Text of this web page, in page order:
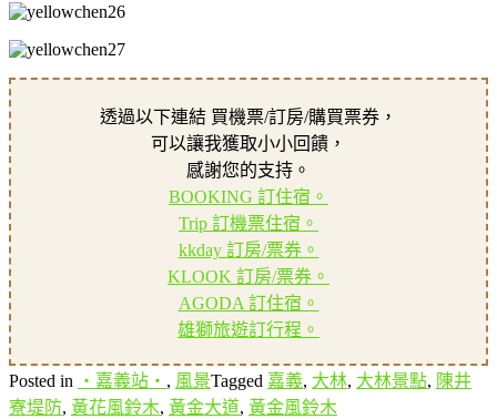
透過以下連結 買機票/訂房/購買票券，
可以讓我獲取小小回饋，
感謝您的支持。
BOOKING 訂住宿。
Trip 訂機票住宿。
kkday 訂房/票券。
KLOOK 訂房/票券。
AGODA 訂住宿。
雄獅旅遊訂行程。
Posted in ‧嘉義站‧ , 風景Tagged 嘉義, 大林, 大林景點, 陳井
寮堤防, 黃花風鈴木, 黃金大道, 黃金風鈴木